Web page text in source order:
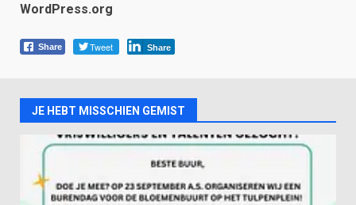
WordPress.org
Share Tweet Share
JE HEBT MISSCHIEN GEMIST